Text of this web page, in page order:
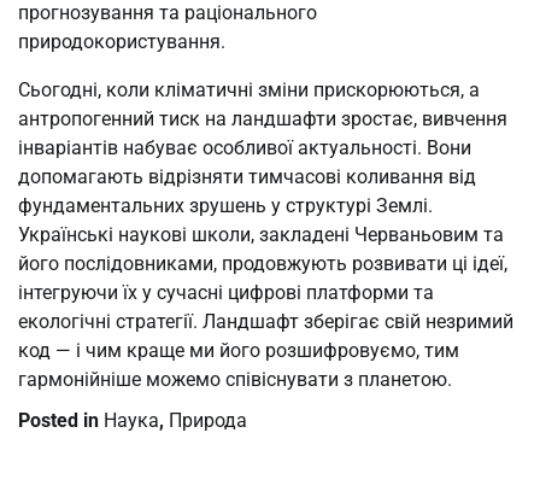
прогнозування та раціонального
природокористування.
Сьогодні, коли кліматичні зміни прискорюються, а
антропогенний тиск на ландшафти зростає, вивчення
інваріантів набуває особливої актуальності. Вони
допомагають відрізняти тимчасові коливання від
фундаментальних зрушень у структурі Землі.
Українські наукові школи, закладені Черваньовим та
його послідовниками, продовжують розвивати ці ідеї,
інтегруючи їх у сучасні цифрові платформи та
екологічні стратегії. Ландшафт зберігає свій незримий
код — і чим краще ми його розшифровуємо, тим
гармонійніше можемо співіснувати з планетою.
Posted in Наука, Природа